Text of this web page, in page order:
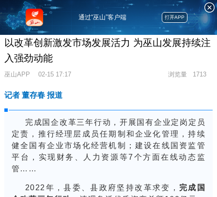
通过“巫山”客户端 打开APP
以改革创新激发市场发展活力 为巫山发展持续注
入强劲动能
巫山APP 02-15 17:17 浏览量 1713
记者 董存春 报道
完 成国企改革三年行动， 开展国有企业定岗定员
定责，推行经理层成员任期制和企业化管理，持续
健全国有企业市场化经营机制； 建设在线国资监管
平台，实现财务、人力资源等7 个方面在线动态监
管……
2022 年，县委、县政府坚持改革求变， 完成国